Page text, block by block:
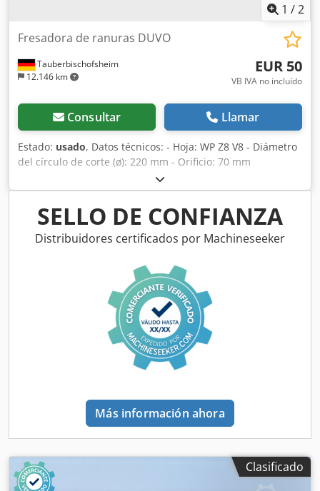
1 /2
Tauberbischofsheim
12.146 km
Fresadora de ranuras DUVO
EUR 50
VB IVA no incluído
Consultar Llamar
Estado: usado, Datos técnicos: - Hoja: WP Z8 V8 - Diámetro
del círculo de corte (ø): 220 mm - Orificio: 70 mm
Dsdozryigepfx Ah Uock - Longitud: 14,5 mm - Material:
Acero - Disponibilidad: 2
SELLO DE CONFIANZA
Distribuidores certificados por Machineseeker
Más información ahora
Clasificado